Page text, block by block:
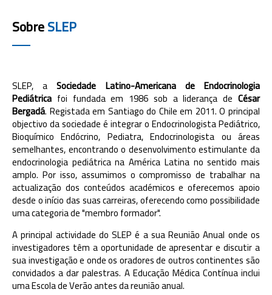
SobreSLEP
SLEP, aSociedade Latino-Americana de Endocrinologia
Pediátrica foi fundada em 1986 sob a liderança de César
Bergadá. Registada em Santiago do Chile em 2011. O principal
objectivo da sociedade é integrar o Endocrinologista Pediátrico,
Bioquímico Endócrino, Pediatra, Endocrinologista ou áreas
semelhantes, encontrando o desenvolvimento estimulante da
endocrinologia pediátrica na América Latina no sentido mais
amplo. Por isso, assumimos o compromisso de trabalhar na
actualização dos conteúdos académicos e oferecemos apoio
desde o início das suas carreiras, oferecendo como possibilidade
uma categoria de "membro formador".
A principal actividade do SLEP é a sua Reunião Anual onde os
investigadores têm a oportunidade de apresentar e discutir a
sua investigação e onde os oradores de outros continentes são
convidados a dar palestras. A Educação Médica Contínua inclui
uma Escola de Verão antes da reunião anual.